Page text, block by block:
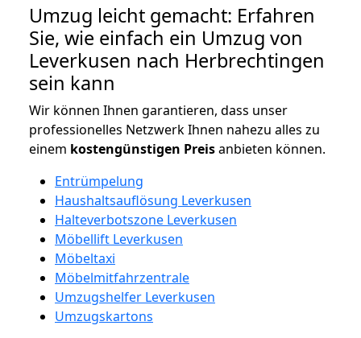
Umzug leicht gemacht: Erfahren
Sie, wie einfach ein Umzug von
Leverkusen nach Herbrechtingen
sein kann
Wir können Ihnen garantieren, dass unser
professionelles Netzwerk Ihnen nahezu alles zu
einem kostengünstigen Preisanbieten können.
Entrümpelung
Haushaltsauflösung Leverkusen
Halteverbotszone Leverkusen
Möbellift Leverkusen
Möbeltaxi
Möbelmitfahrzentrale
Umzugshelfer Leverkusen
Umzugskartons